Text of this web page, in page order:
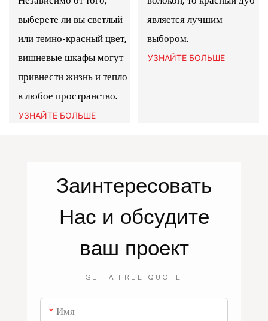
выберете ли вы светлый
или темно-красный цвет,
вишневые шкафы могут
привнести жизнь и тепло
в любое пространство.
УЗНАЙТЕ БОЛЬШЕ
является лучшим
выбором.
УЗНАЙТЕ БОЛЬШЕ
Заинтересовать
Нас и обсудите
ваш проект
GET A FREE QUOTE
Имя